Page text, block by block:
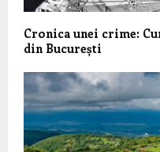
Cronica unei crime:
din București